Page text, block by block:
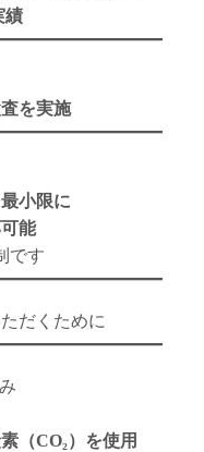
績
を実施
小限に
能
です
だくために
（CO₂）を使用